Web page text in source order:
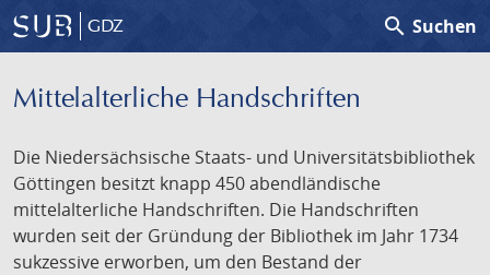
GDZ search Suchen
Mittelalterliche Handschriften
Die Niedersächsische Staats- und Universitätsbibliothek
Göttingen besitzt knapp 450 abendländische
mittelalterliche Handschriften. Die Handschriften
wurden seit der Gründung der Bibliothek im Jahr 1734
sukzessive erworben, um den Bestand der